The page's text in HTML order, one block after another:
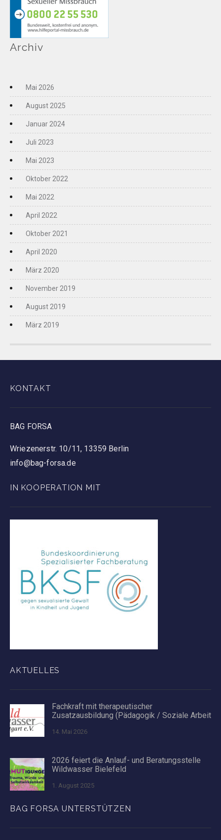
Archiv
Mai 2026
August 2025
Januar 2024
Juli 2023
Mai 2023
Oktober 2022
Mai 2022
April 2022
Oktober 2021
April 2020
März 2020
November 2019
August 2019
März 2019
KONTAKT
BAG FORSA
Wriezenerstr. 10/11, 13359 Berlin
info@bag-forsa.de
IN KOOPERATION MIT
AKTUELLES
Fachkraft mit therapeutischer
Zusatzausbildung (Pädagogik / Soziale Arbeit
14. Mai 2026
2026 feiert die Anlauf- und Beratungsstelle
Wildwasser Bielefeld
1. August 2025
BAG FORSA UNTERSTÜTZEN